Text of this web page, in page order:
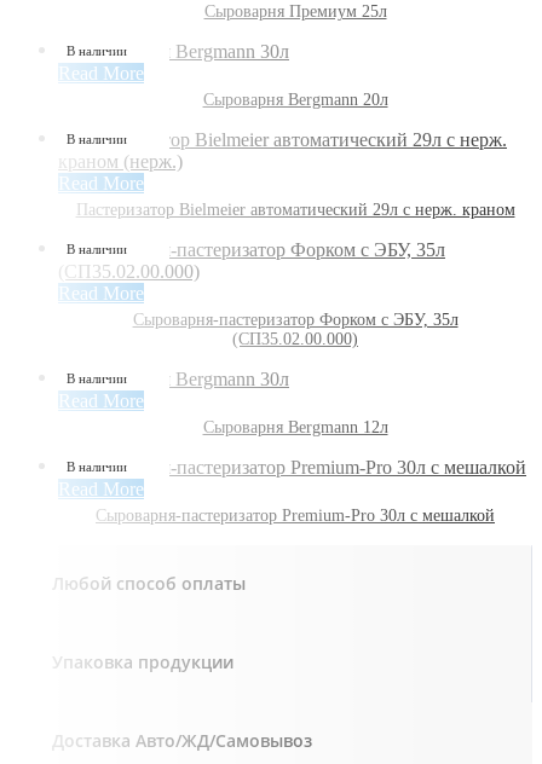
Сыроварня Премиум 25л
В наличии
Read More
Сыроварня Bergmann 20л
В наличии
Read More
Пастеризатор Bielmeier автоматический 29л с нерж. краном
В наличии
Read More
Сыроварня-пастеризатор Форком с ЭБУ, 35л
(СП35.02.00.000)
В наличии
Read More
Сыроварня Bergmann 12л
В наличии
Read More
Сыроварня-пастеризатор Premium-Pro 30л с мешалкой
Любой способ оплаты
Упаковка продукции
Доставка Авто/ЖД/Самовывоз